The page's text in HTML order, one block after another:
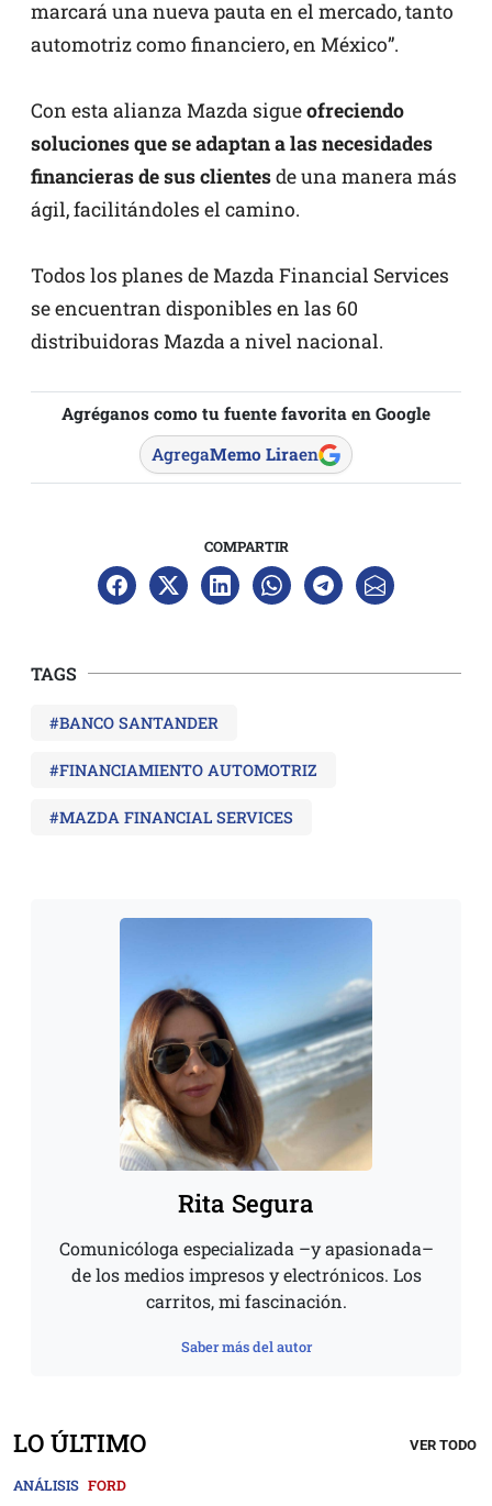
marcará una nueva pauta en el mercado, tanto
automotriz como financiero, en México”.
Con esta alianza Mazda sigueofreciendo
soluciones que se adaptan a las necesidades
financieras de sus clientesde una manera más
ágil, facilitándoles el camino.
Todos los planes de Mazda Financial Services
se encuentran disponibles en las 60
distribuidoras Mazda a nivel nacional.
Agréganos como tu fuente favorita en Google
AgregaMemo Liraen
COMPARTIR
TAGS
#BANCO SANTANDER
#FINANCIAMIENTO AUTOMOTRIZ
#MAZDA FINANCIAL SERVICES
Rita Segura
Comunicóloga especializada –y apasionada–
de los medios impresos y electrónicos. Los
carritos, mi fascinación.
Saber más del autor
LO ÚLTIMO VER TODO
ANÁLISIS FORD